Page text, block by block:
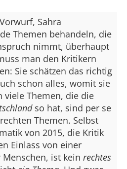
Sahra
Themen behandeln, die
nimmt, überhaupt
man den Kritikern
Sie schätzen das richtig
schon alles, womit sie
viele Themen, die die
so hat, sind per se
Themen. Selbst
von 2015, die Kritik
Einlass von einer
ist kein rechtes